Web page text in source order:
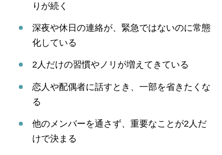
りが続く
深夜や休日の連絡が、緊急ではないのに常態
化している
2人だけの習慣やノリが増えてきている
恋人や配偶者に話すとき、一部を省きたくな
る
他のメンバーを通さず、重要なことが2人だ
けで決まる